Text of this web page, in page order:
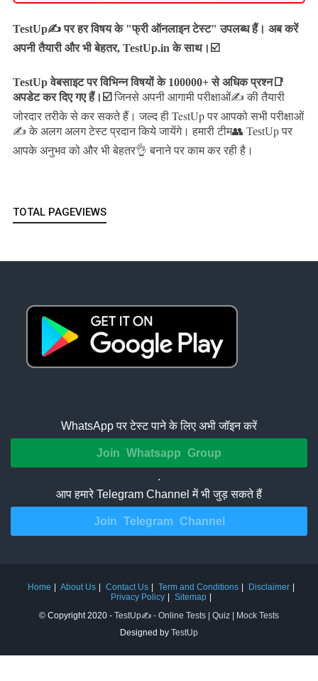
TestUp✍️ पर हर विषय के "फ्री ऑनलाइन टेस्ट" उपलब्ध हैं। अब करें
अपनी तैयारी और भी बेहतर, TestUp.in के साथ।☑️
TestUp वेबसाइट पर विभिन्न विषयों के 100000+ से अधिक प्रश्न📑
अपडेट कर दिए गए हैं। ☑️ जिनसे अपनी आगामी परीक्षाओं✍️ की तैयारी
जोरदार तरीके से कर सकते हैं।जल्द ही TestUp पर आपको सभी परीक्षाओं
✍️ के अलग अलग टेस्ट प्रदान किये जायेंगे। हमारी टीम👥 TestUp पर
आपके अनुभव को और भी बेहतर👌 बनाने पर काम कर रही है।
TOTAL PAGEVIEWS
WhatsApp पर टेस्ट पाने के लिए अभी जॉइन करें
Join Whatsapp Group
.
आप हमारे Telegram Channel में भी जुड़ सकते हैं
Join Telegram Channel
Home About Us Contact Us Term and Conditions
Disclaimer
Privacy Policy
Sitemap
© Copyright 2020 - TestUp✍️ - Online Tests | Quiz | Mock Tests
Designed by TestUp